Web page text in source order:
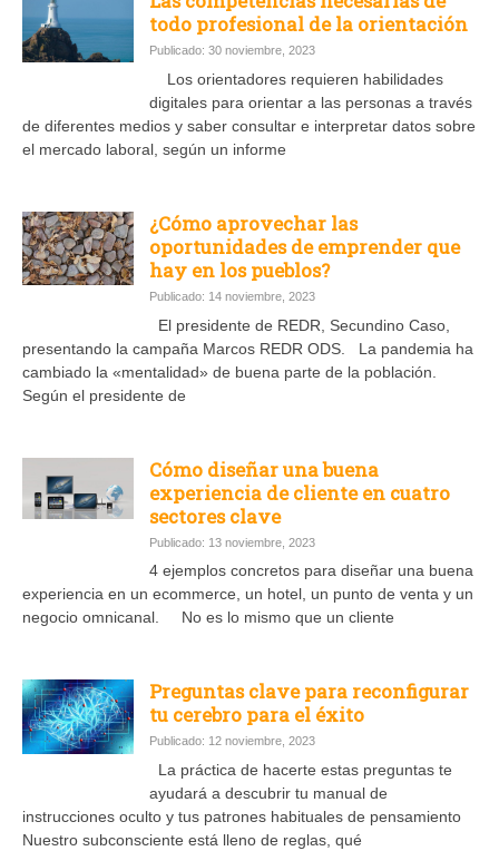
todo profesional de la orientación
Publicado: 30 noviembre, 2023
Los orientadores requieren habilidades
digitales para orientar a las personas a través
de diferentes medios y saber consultar e interpretar datos sobre
el mercado laboral, según un informe
¿Cómo aprovechar las
oportunidades de emprender que
hay en los pueblos?
Publicado: 14 noviembre, 2023
El presidente de REDR, Secundino Caso,
presentando la campaña Marcos REDR ODS. La pandemia ha
cambiado la «mentalidad» de buena parte de la población.
Según el presidente de
Cómo diseñar una buena
experiencia de cliente en cuatro
sectores clave
Publicado: 13 noviembre, 2023
4 ejemplos concretos para diseñar una buena
experiencia en un ecommerce, un hotel, un punto de venta y un
negocio omnicanal. No es lo mismo que un cliente
Preguntas clave para reconfigurar
tu cerebro para el éxito
Publicado: 12 noviembre, 2023
La práctica de hacerte estas preguntas te
ayudará a descubrir tu manual de
instrucciones oculto y tus patrones habituales de pensamiento
Nuestro subconsciente está lleno de reglas, qué